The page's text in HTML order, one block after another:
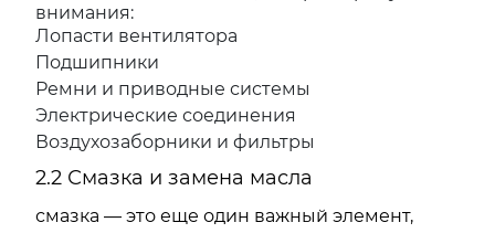
внимания:
Лопасти вентилятора
Подшипники
Ремни и приводные системы
Электрические соединения
Воздухозаборники и фильтры
2.2 Смазка и замена масла
смазка — это еще один важный элемент,